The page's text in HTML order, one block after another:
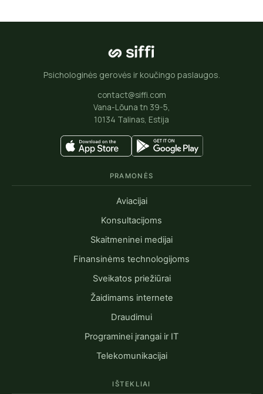
Psichologinės gerovės ir koučingo paslaugos.
contact@siffi.com
Vana-Lõuna tn 39-5,
10134 Talinas, Estija
PRAMONĖS
Aviacijai
Konsultacijoms
Skaitmeninei medijai
Finansinėms technologijoms
Sveikatos priežiūrai
Žaidimams internete
Draudimui
Programinei įrangai ir IT
Telekomunikacijai
IŠTEKLIAI